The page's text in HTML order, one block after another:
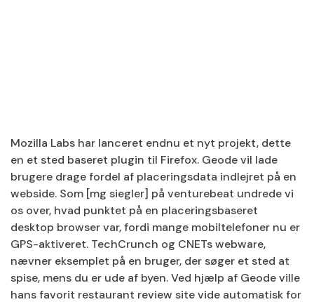
Mozilla Labs har lanceret endnu et nyt projekt, dette
en et sted baseret plugin til Firefox. Geode vil lade
brugere drage fordel af placeringsdata indlejret på en
webside. Som [mg siegler] på venturebeat undrede vi
os over, hvad punktet på en placeringsbaseret
desktop browser var, fordi mange mobiltelefoner nu er
GPS-aktiveret. TechCrunch og CNETs webware,
nævner eksemplet på en bruger, der søger et sted at
spise, mens du er ude af byen. Ved hjælp af Geode ville
hans favorit restaurant review site vide automatisk for